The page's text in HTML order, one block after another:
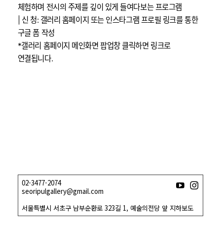
체험하며 전시의 주제를 깊이 있게 들여다보는 프로그램
| 신 청: 갤러리 홈페이지 또는 인스타그램 프로필 링크를 통한
구글 폼 작성
*갤러리 홈페이지 메인화면 팝업창 클릭하면 링크로
연결됩니다.
02-3477-2074
seoripulgallery@gmail.com
서울특별시 서초구 남부순환로 323길 1, 예술의전당 앞 지하보도
유튜브